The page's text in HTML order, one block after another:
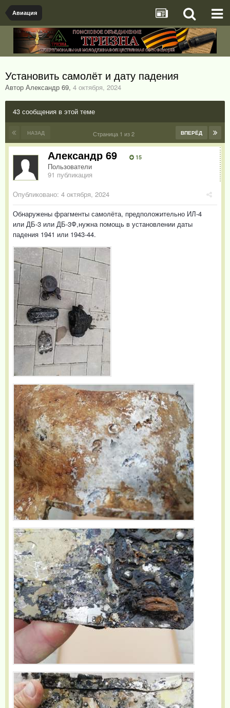
Авиация
Установить самолёт и дату падения
Автор Александр 69, 4 октября, 2024
43 сообщения в этой теме
НАЗАД ВПЕРЁД
Страница 1 из 2
Александр 69 15
Пользователи
91 публикация
Опубликовано: 4 октября, 2024
Обнаружены фрагменты самолёта, предположительно ИЛ-4
или ДБ-3 или ДБ-3Ф,нужна помощь в установлении даты
падения 1941 или 1943-44.